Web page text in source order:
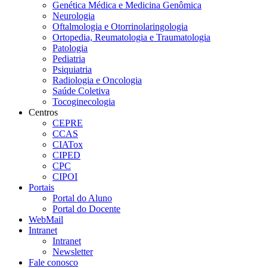
Genética Médica e Medicina Genômica
Neurologia
Oftalmologia e Otorrinolaringologia
Ortopedia, Reumatologia e Traumatologia
Patologia
Pediatria
Psiquiatria
Radiologia e Oncologia
Saúde Coletiva
Tocoginecologia
Centros
CEPRE
CCAS
CIATox
CIPED
CPC
CIPOI
Portais
Portal do Aluno
Portal do Docente
WebMail
Intranet
Intranet
Newsletter
Fale conosco